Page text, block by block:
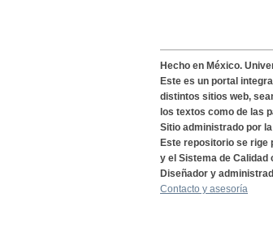
Hecho en México.
Este es un portal
distintos sitios web,
los textos como de las
Sitio administrado por
Este repositorio se rige
y el Sistema de
Diseñador y
Contacto y asesoría